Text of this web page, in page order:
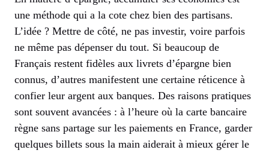
une méthode qui a la cote chez bien des partisans.
L’idée ? Mettre de côté, ne pas investir, voire parfois
ne même pas dépenser du tout. Si beaucoup de
Français restent fidèles aux livrets d’épargne bien
connus, d’autres manifestent une certaine réticence à
confier leur argent aux banques. Des raisons pratiques
sont souvent avancées : à l’heure où la carte bancaire
règne sans partage sur les paiements en France, garder
quelques billets sous la main aiderait à mieux gérer le